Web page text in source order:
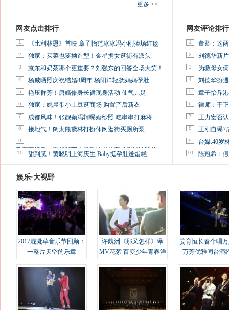
更多 >>
网友点击排行
1 《比利林恩》首映 章子怡范冰冰冯小刚捧场红毯
2 独家：买菜也要拗造型！金星携女逛街有派头
3 京东和奶茶哪个更重要？刘强东的回答全场大笑！
4 杨威晒照庆祝结婚8周年 杨阳洋轻抚妈妈孕肚
5 艳压群芳！唐嫣修身长裙现身活动 仙气儿足
6 独家：姚晨带小土豆逛商场 购置产后新衣
7 成都风味！张靓颖冯轲曝婚纱照 吃串串打麻将
8 接地气！阔太熊黛林打扮休闲逛街买厕所泵
9
马蓉离婚后，砸1000万人民币给媒体要求删掉这照片
10 甜到腻！黄晓明上海庆生 Baby挺孕肚送蛋糕
网友评论排行
1 董卿：这
2 刘德华新
3 为救母女
4 刘德华扮
5 章子怡斥
6 律师：于
7 王力宏否
8 王刚自曝7
9 台媒:40岁
10 陈冠希：
娱乐·大视野
2017混凝草音乐节回顾：
一整片天空的乐章
许魏洲《那又怎样》曝
MV花絮 百变少年青春洋
姜育恒长春个唱
万芳优雅同台演